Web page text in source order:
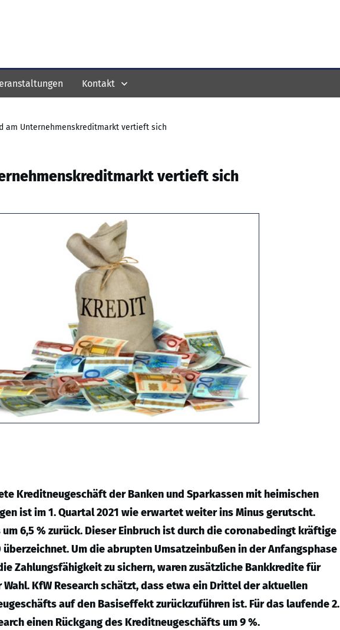
Kontakt
am Unternehmenskreditmarkt vertieft sich
vertieft sich
Kreditneugeschäft der Banken und Sparkassen mit heimischen
ist im 1. Quartal 2021 wie erwartet weiter ins Minus gerutscht.
6,5 % zurück. Dieser Einbruch ist durch die coronabedingt kräftige
Um die abrupten Umsatzeinbußen in der Anfangsphase
Zahlungsfähigkeit zu sichern, waren zusätzliche Bankkredite für
KfW Research schätzt, dass etwa ein Drittel der aktuellen
auf den Basiseffekt zurückzuführen ist. Für das laufende 2.
einen Rückgang des Kreditneugeschäfts um 9 %.